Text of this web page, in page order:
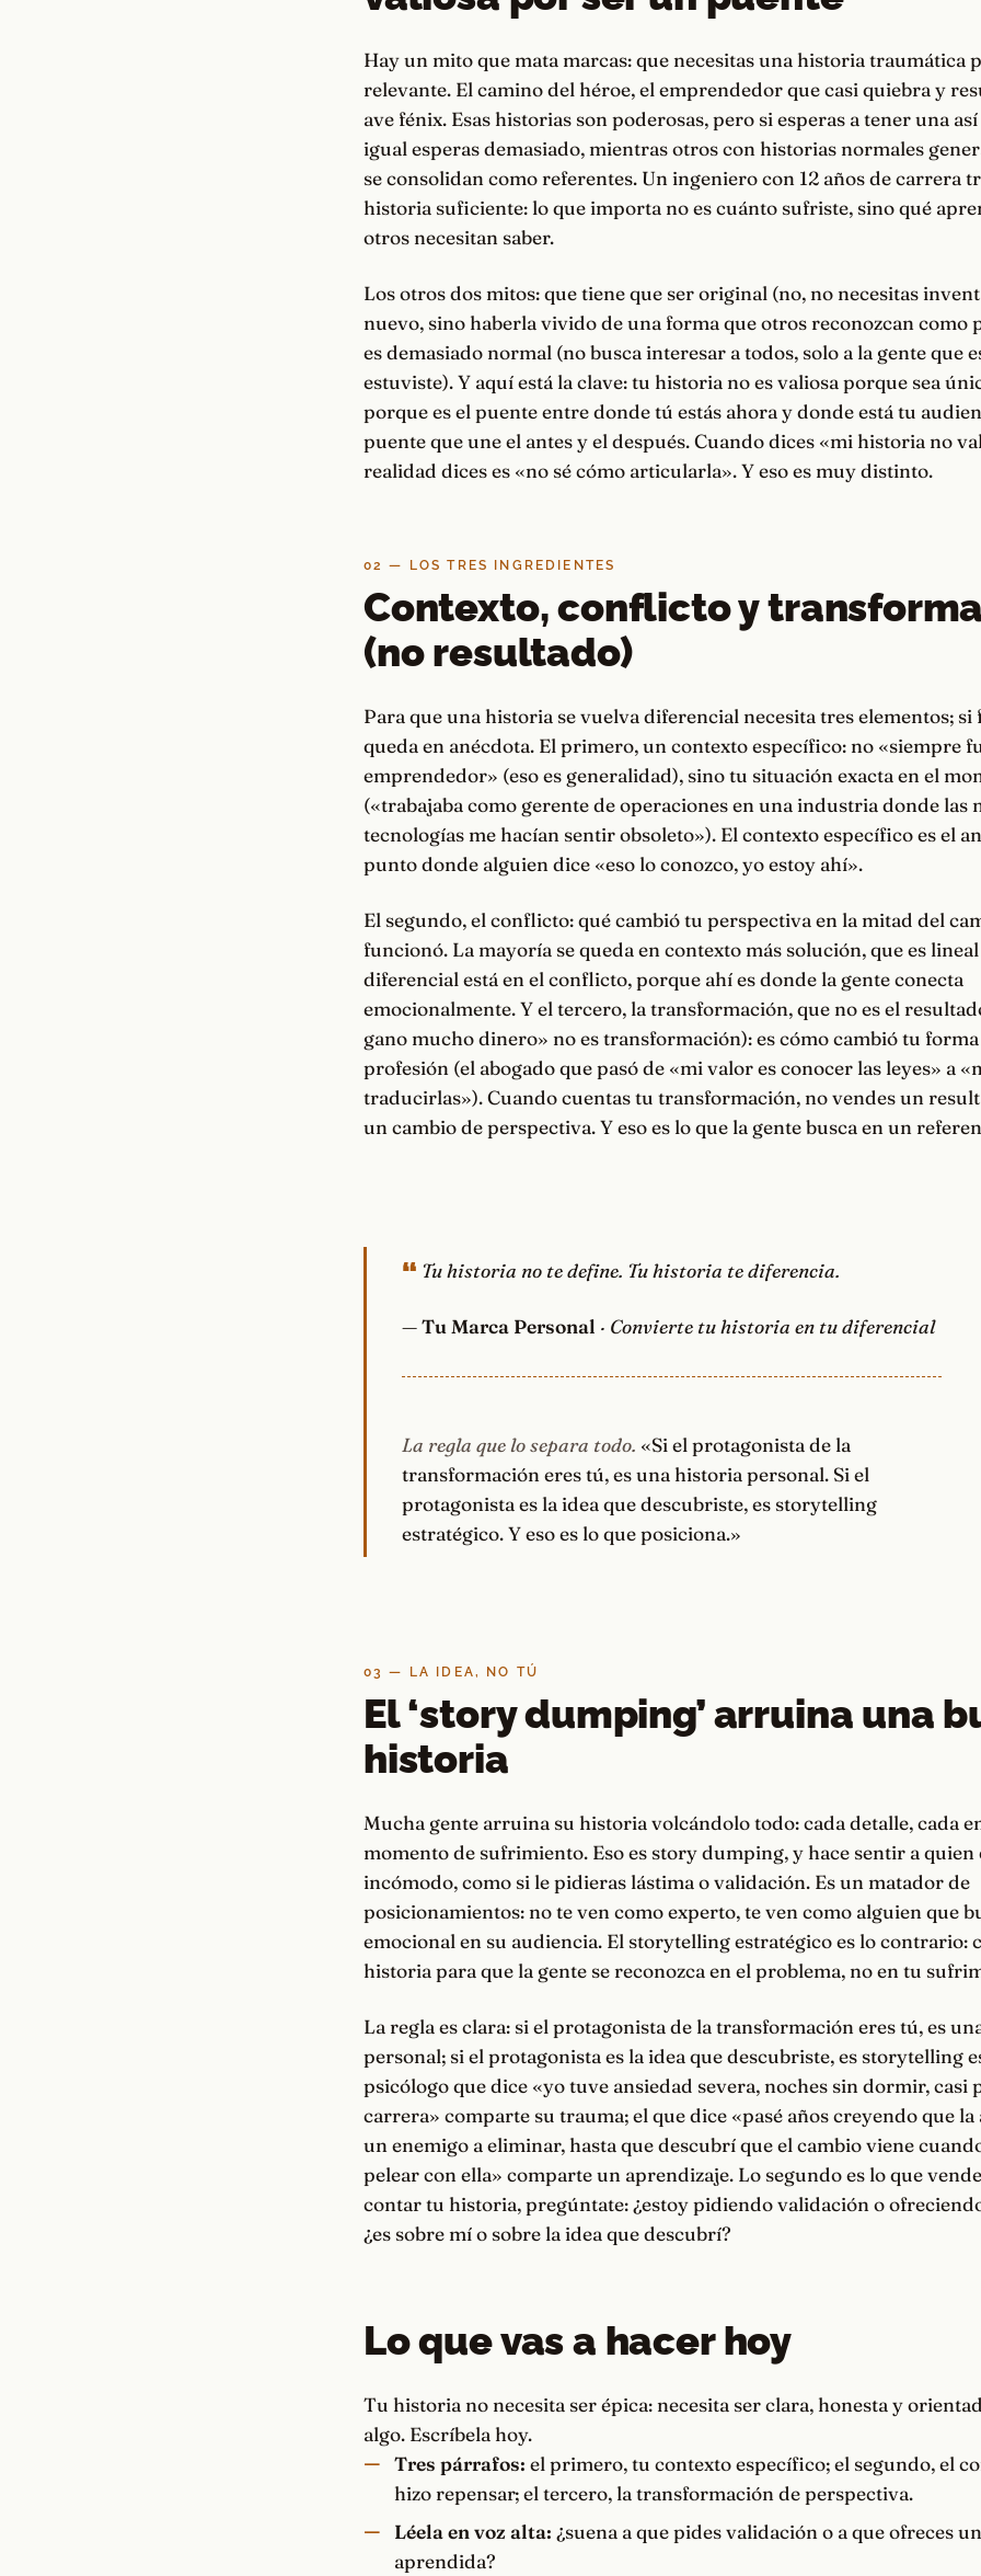
Hay un mito que mata marcas: que necesitas una historia traumática
relevante. El camino del héroe, el emprendedor que casi quiebra y
ave fénix. Esas historias son poderosas, pero si esperas a tener una
igual esperas demasiado, mientras otros con historias normales
se consolidan como referentes. Un ingeniero con 12 años de carrera
historia suficiente: lo que importa no es cuánto sufriste, sino qué
otros necesitan saber.
Los otros dos mitos: que tiene que ser original (no, no necesitas
nuevo, sino haberla vivido de una forma que otros reconozcan como
es demasiado normal (no busca interesar a todos, solo a la gente que
estuviste). Y aquí está la clave: tu historia no es valiosa porque sea
porque es el puente entre donde tú estás ahora y donde está tu
puente que une el antes y el después. Cuando dices «mi historia no
realidad dices es «no sé cómo articularla». Y eso es muy distinto.
02 — LOS TRES INGREDIENTES
Contexto, conflicto y
(no resultado)
Para que una historia se vuelva diferencial necesita tres elementos; si
queda en anécdota. El primero, un contexto específico: no «siempre
emprendedor» (eso es generalidad), sino tu situación exacta en el
(«trabajaba como gerente de operaciones en una industria donde las
tecnologías me hacían sentir obsoleto»). El contexto específico es el
punto donde alguien dice «eso lo conozco, yo estoy ahí».
El segundo, el conflicto: qué cambió tu perspectiva en la mitad del
funcionó. La mayoría se queda en contexto más solución, que es
diferencial está en el conflicto, porque ahí es donde la gente conecta
emocionalmente. Y el tercero, la transformación, que no es el
gano mucho dinero» no es transformación): es cómo cambió tu
profesión (el abogado que pasó de «mi valor es conocer las leyes» a
traducirlas»). Cuando cuentas tu transformación, no vendes un
un cambio de perspectiva. Y eso es lo que la gente busca en un
Tu historia no te define. Tu historia te diferencia.
—Tu Marca Personal · Convierte tu historia en tu diferencial
La regla que lo separa todo. «Si el protagonista de la
transformación eres tú, es una historia personal. Si el
protagonista es la idea que descubriste, es storytelling
estratégico. Y eso es lo que posiciona.»
03 — LA IDEA, NO TÚ
El ‘story dumping’ arruina una
historia
Mucha gente arruina su historia volcándolo todo: cada detalle, cada
momento de sufrimiento. Eso es story dumping, y hace sentir a quien
incómodo, como si le pidieras lástima o validación. Es un matador de
posicionamientos: no te ven como experto, te ven como alguien que
emocional en su audiencia. El storytelling estratégico es lo contrario:
historia para que la gente se reconozca en el problema, no en tu
La regla es clara: si el protagonista de la transformación eres tú, es
personal; si el protagonista es la idea que descubriste, es storytelling
psicólogo que dice «yo tuve ansiedad severa, noches sin dormir, casi
carrera» comparte su trauma; el que dice «pasé años creyendo que la
un enemigo a eliminar, hasta que descubrí que el cambio viene
pelear con ella» comparte un aprendizaje. Lo segundo es lo que
contar tu historia, pregúntate: ¿estoy pidiendo validación o
¿es sobre mí o sobre la idea que descubrí?
Lo que vas a hacer hoy
Tu historia no necesita ser épica: necesita ser clara, honesta y
algo. Escríbela hoy.
Tres párrafos: el primero, tu contexto específico; el segundo, el
hizo repensar; el tercero, la transformación de perspectiva.
Léela en voz alta: ¿suena a que pides validación o a que ofreces
aprendida?